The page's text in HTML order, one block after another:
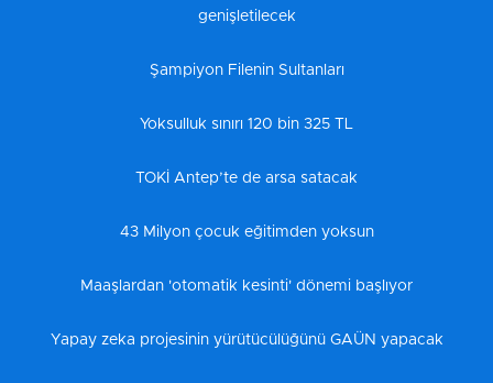
genişletilecek
Şampiyon Filenin Sultanları
Yoksulluk sınırı 120 bin 325 TL
TOKİ Antep’te de arsa satacak
43 Milyon çocuk eğitimden yoksun
Maaşlardan 'otomatik kesinti' dönemi başlıyor
Yapay zeka projesinin yürütücülüğünü GAÜN yapacak